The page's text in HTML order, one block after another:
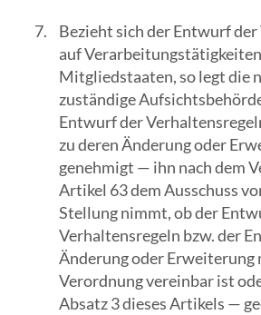
Bezieht sich der Entwurf
auf
Mitgliedstaaten, so legt die
zuständige
Entwurf der
zu deren Änderung oder
genehmigt — ihn nach dem
Artikel 63 dem Ausschuss
Stellung nimmt, ob der
Verhaltensregeln bzw. der
Änderung oder Erweiterung
Verordnung vereinbar ist
Absatz 3 dieses Artikels —